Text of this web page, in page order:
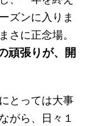
ズンに入りま
さに正念場。
頑張りが、開
とっては大事
がら、日々１